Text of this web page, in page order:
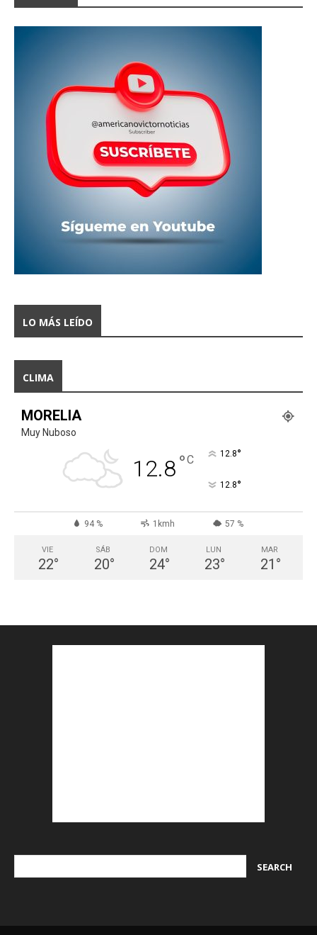
LO MÁS LEÍDO
CLIMA
MORELIA
Muy Nuboso
12.8°C 12.8°
12.8°
94 % 1kmh 57 %
VIE
22°
SÁB
20°
DOM
24°
LUN
23°
MAR
21 °